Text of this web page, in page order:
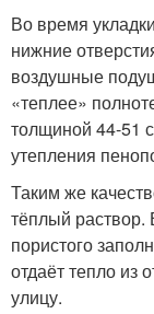
Во время
нижние
воздушные
«теплее»
толщиной 44-51
утепления
Таким же
тёплый раствор.
пористого
отдаёт тепло из
улицу.